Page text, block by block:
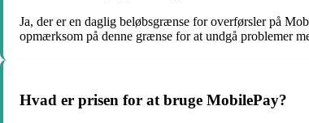
Ja, der er en daglig beløbsgrænse for overførsler på
opmærksom på denne grænse for at undgå problemer
Hvad er prisen for at bruge MobilePay?